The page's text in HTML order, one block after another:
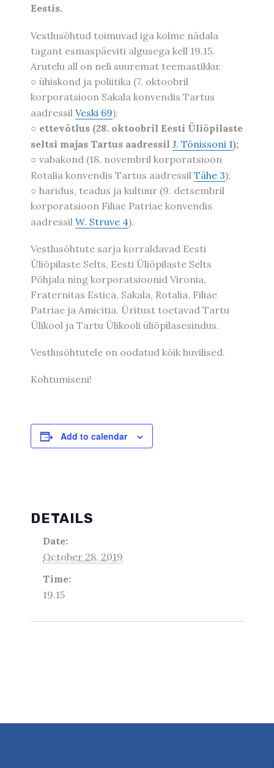
Eestis.
Vestlusõhtud toimuvad iga kolme nädala
tagant esmaspäeviti algusega kell 19.15.
Arutelu all on neli suuremat teemastikku:
○ ühiskond ja poliitika (7. oktoobril
korporatsioon Sakala konvendis Tartus
aadressil Veski 69);
○ ettevõtlus (28. oktoobril Eesti Üliõpilaste
seltsi majas Tartus aadressil J. Tõnissoni 1);
○ vabakond (18. novembril korporatsioon
Rotalia konvendis Tartus aadressil Tähe 3);
○ haridus, teadus ja kultuur (9. detsembril
korporatsioon Filiae Patriae konvendis
aadressil W. Struve 4).
Vestlusõhtute sarja korraldavad Eesti
Üliõpilaste Selts, Eesti Üliõpilaste Selts
Põhjala ning korporatsioonid Vironia,
Fraternitas Estica, Sakala, Rotalia, Filiae
Patriae ja Amicitia. Üritust toetavad Tartu
Ülikool ja Tartu Ülikooli üliõpilasesindus.
Vestlusõhtutele on oodatud kõik huvilised.
Kohtumiseni!
Add to calendar
DETAILS
Date:
October 28, 2019
Time:
19.15